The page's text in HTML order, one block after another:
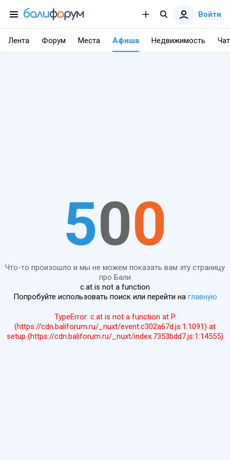
Войти
Лента Форум Места Афиша Недвижимость Чат
500
Что-то произошло и мы не можем показать вам эту страницу
про Бали
c.at is not a function
Попробуйте использовать поиск или перейти на главную
TypeError: c.at is not a function at P
(https://cdn.baliforum.ru/_nuxt/event.c302a67d.js:1:1091) at
setup (https://cdn.baliforum.ru/_nuxt/index.7353bdd7.js:1:14555)